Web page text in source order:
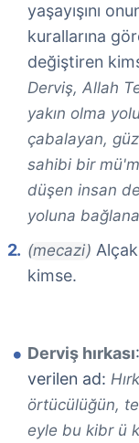
yaşayışını
kurallarına
değiştiren
Derviş, Allah
yakın olma
çabalayan,
sahibi bir
düşen insan
yoluna
(mecazi)
kimse.
Derviş hırkası
verilen ad:
örtücülüğün,
eyle bu kibr ü